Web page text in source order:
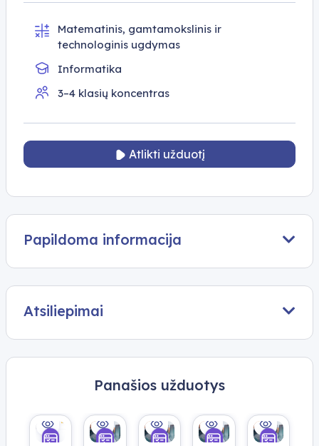
Matematinis, gamtamokslinis ir
technologinis ugdymas
Informatika
3–4 klasių koncentras
Atlikti užduotį
Papildoma informacija
Atsiliepimai
Panašios užduotys